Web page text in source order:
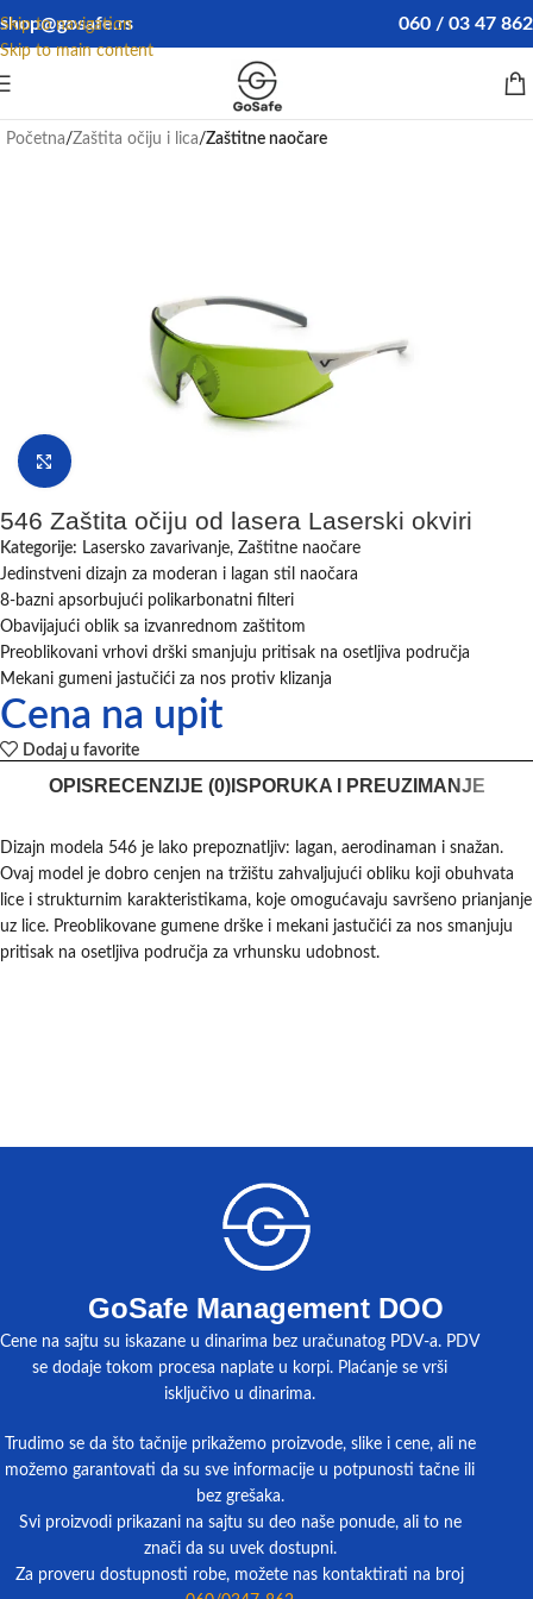
Skip to navigation
Skip to main content
shop@gosafe.rs 060 / 03 47 862
Početna Zaštita očiju i lica Zaštitne naočare
Klikni da uvećaš
546 Zaštita očiju od lasera Laserski okviri
Kategorije: Lasersko zavarivanje, Zaštitne naočare
Jedinstveni dizajn za moderan i lagan stil naočara
8-bazni apsorbujući polikarbonatni filteri
Obavijajući oblik sa izvanrednom zaštitom
Preoblikovani vrhovi drški smanjuju pritisak na osetljiva područja
Mekani gumeni jastučići za nos protiv klizanja
Cena na upit
Dodaj u favorite
OPIS RECENZIJE (0)ISPORUKA I PREUZIMANJE
Dizajn modela 546 je lako prepoznatljiv: lagan, aerodinaman i snažan.
Ovaj model je dobro cenjen na tržištu zahvaljujući obliku koji obuhvata
lice i strukturnim karakteristikama, koje omogućavaju savršeno prianjanje
uz lice. Preoblikovane gumene drške i mekani jastučići za nos smanjuju
pritisak na osetljiva područja za vrhunsku udobnost.
GoSafe Management DOO
Cene na sajtu su iskazane u dinarima bez uračunatog PDV-a. PDV
se dodaje tokom procesa naplate u korpi. Plaćanje se vrši
isključivo u dinarima.
Trudimo se da što tačnije prikažemo proizvode, slike i cene, ali ne
možemo garantovati da su sve informacije u potpunosti tačne ili
bez grešaka.
Svi proizvodi prikazani na sajtu su deo naše ponude, ali to ne
znači da su uvek dostupni.
Za proveru dostupnosti robe, možete nas kontaktirati na broj